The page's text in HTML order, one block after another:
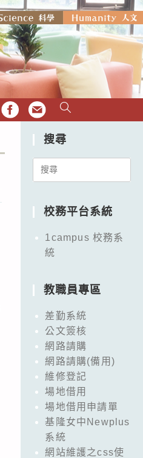
FB EMAIL
搜尋
Search
校務平台系統
1campus 校務系
統
教職員專區
差勤系統
公文簽核
網路請購
網路請購(備用)
維修登記
場地借用
場地借用申請單
基隆女中Newplus
系統
網站維護之css使